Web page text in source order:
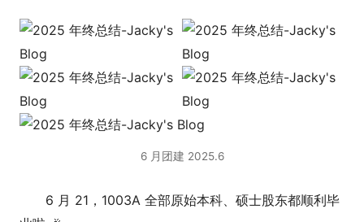
6 月团建 2025.6
6 月 21，1003A 全部原始本科、硕士股东都顺利毕